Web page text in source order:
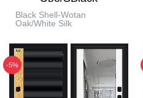
Black Shell-Wotan
Oak/White Silk
-5%